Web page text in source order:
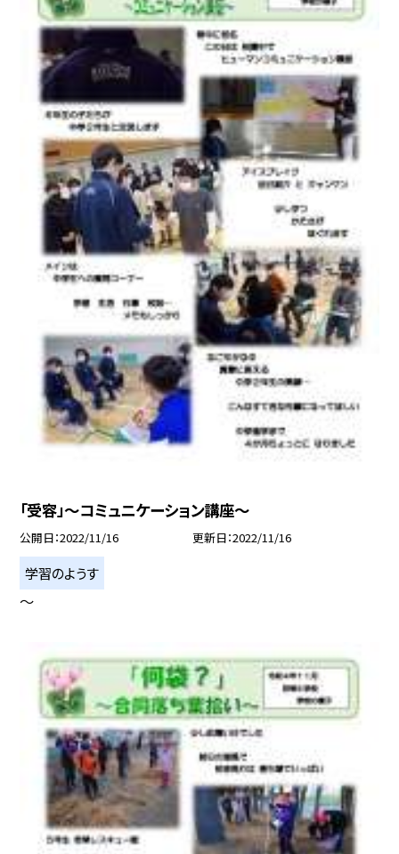
「受容」〜コミュニケーション講座〜
公開日 2022/11/16 更新日 2022/11/16
学習のようす
〜